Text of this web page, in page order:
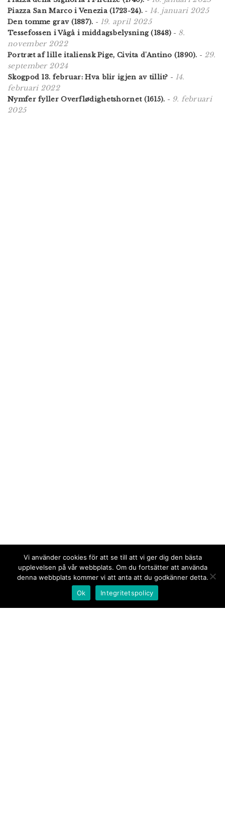
Piazza San Marco i Venezia (1723-24). - 14. januari 2025
Den tomme grav (1887). - 19. april 2025
Tessefossen i Vågå i middagsbelysning (1848) - 8.
november 2022
Portræt af lille italiensk Pige, Civita d'Antino (1890). - 29.
september 2024
Skogpod 13. februar: Hva blir igjen av tillit? - 14.
februari 2022
Nymfer fyller Overflødighetshornet (1615). - 9. februari
2025
Vi använder cookies för att se till att vi ger dig den bästa
upplevelsen på vår webbplats. Om du fortsätter att använda
denna webbplats kommer vi att anta att du godkänner detta.
Ok
Integritetspolicy